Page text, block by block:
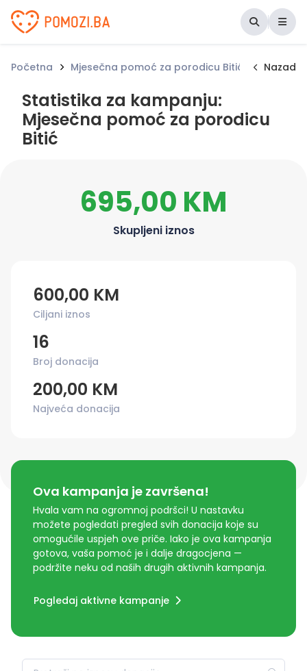
Udruženje Pomozi.ba
Početna Mjesečna pomoć za porodicu Bitić Nazad
Statistika za kampanju:
Mjesečna pomoć za porodicu
Bitić
695,00 KM
Skupljeni iznos
600,00 KM
Ciljani iznos
16
Broj donacija
200,00 KM
Najveća donacija
Ova kampanja je završena!
Hvala vam na ogromnoj podršci! U nastavku
možete pogledati pregled svih donacija koje su
omogućile uspjeh ove priče. Iako je ova kampanja
gotova, vaša pomoć je i dalje dragocjena —
podržite neku od naših drugih aktivnih kampanja.
Pogledaj aktivne kampanje